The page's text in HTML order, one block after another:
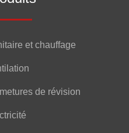
et chauffage
de révision